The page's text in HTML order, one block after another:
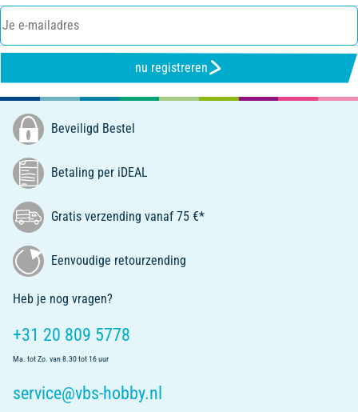
nu registreren
Beveiligd Bestel
Betaling per iDEAL
Gratis verzending vanaf 75 €*
Eenvoudige retourzending
Heb je nog vragen?
+31 20 809 5778
Ma. tot Zo. van 8.30 tot 16 uur
service@vbs-hobby.nl